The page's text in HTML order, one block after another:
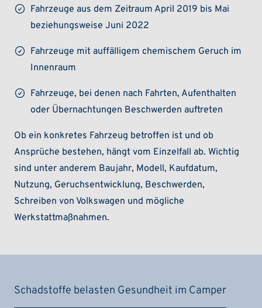
Fahrzeuge aus dem Zeitraum April 2019 bis Mai
beziehungsweise Juni 2022
Fahrzeuge mit auffälligem chemischem Geruch im
Innenraum
Fahrzeuge, bei denen nach Fahrten, Aufenthalten
oder Übernachtungen Beschwerden auftreten
Ob ein konkretes Fahrzeug betroffen ist und ob
Ansprüche bestehen, hängt vom Einzelfall ab. Wichtig
sind unter anderem Baujahr, Modell, Kaufdatum,
Nutzung, Geruchsentwicklung, Beschwerden,
Schreiben von Volkswagen und mögliche
Werkstattmaßnahmen.
Schadstoffe belasten Gesundheit im Camper